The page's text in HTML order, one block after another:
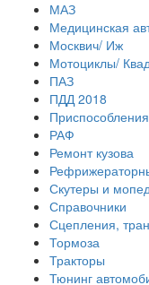
МАЗ
Медицинская
Москвич/ Иж
Мотоциклы/
ПАЗ
ПДД 2018
РАФ
Ремонт кузова
Скутеры и
Справочники
Сцепления,
Тормоза
Тракторы
Тюнинг